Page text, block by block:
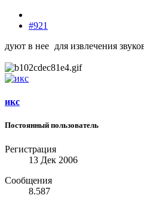
#921
дуют в нее для извлечения
икс
Постоянный пользователь
Регистрация
13 Дек 2006
Сообщения
8.587